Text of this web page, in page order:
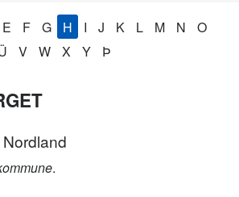
E F G H I J K L M N
O
V W X Y Þ
Nordland
.